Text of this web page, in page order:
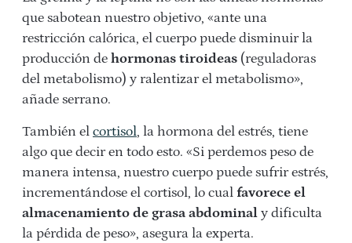
que sabotean nuestro objetivo, «ante una
restricción calórica, el cuerpo puede disminuir la
producción de hormonas tiroideas (reguladoras
del metabolismo) y ralentizar el metabolismo»,
añade serrano.
También el cortisol, la hormona del estrés, tiene
algo que decir en todo esto. «Si perdemos peso de
manera intensa, nuestro cuerpo puede sufrir estrés,
incrementándose el cortisol, lo cual favorece el
almacenamiento de grasa abdominal y dificulta
la pérdida de peso», asegura la experta.